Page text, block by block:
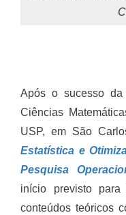
Após o sucesso
Ciências
USP, em São
Estatística e
Pesquisa
início previsto
conteúdos teóricos